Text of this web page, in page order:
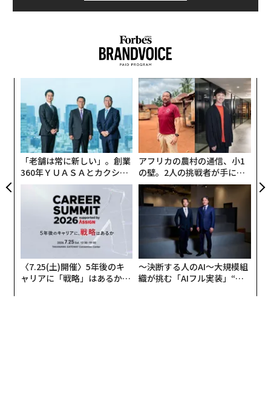
「老舗は常に新しい」。創業
360年ＹＵＡＳＡとカクシン
CEO田尻望が語る、AIを超え
る人の価値
アフリカの農村の通信、小1
の壁。2人の挑戦者が手にし
た「次なる武器」
〈7.25(土)開催〉5年後のキ
ャリアに「戦略」はあるか。
〜決断する人のAI〜大規模組
織が挑む「AIフル実装」“使